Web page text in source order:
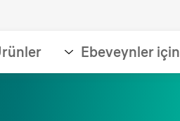
Ebeveynler için